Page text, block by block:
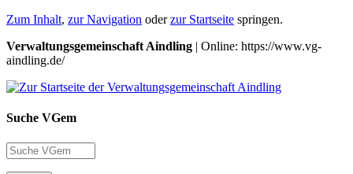
Zum Inhalt, zur Navigation oderzur Startseite springen.
Verwaltungsgemeinschaft Aindling | Online: https://www.vg-
aindling.de/
Suche VGem